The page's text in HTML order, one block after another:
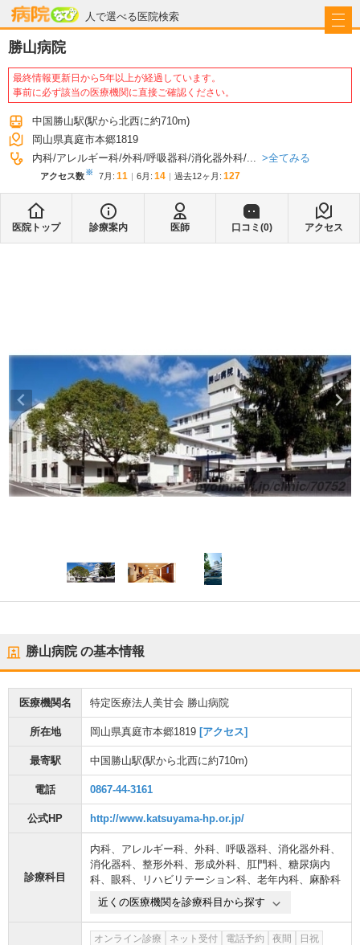
人で選べる医院検索
病院なび
勝山病院
最終情報更新日から5年以上が経過しています。
事前に必ず該当の医療機関に直接ご確認ください。
中国勝山駅(駅から北西に約710m)
岡山県真庭市本郷1819
内科 アレルギー科 外科 呼吸器科 消化器外科 ... 全てみる
アクセス数※ 7月 : 11 6月 : 14 過去12ヶ月: 127
医院トップ 診療案内 医師 口コミ(0) アクセス
勝山病院の基本情報
医療機関名 特定医療法人美甘会 勝山病院
所在地 岡山県真庭市本郷1819 [アクセス]
最寄駅 中国勝山駅(駅から北西に約710m)
電話 0867-44-3161
公式HP http://www.katsuyama-hp.or.jp/
診療科目
内科、 アレルギー科、 外科、 呼吸器科、 消化器外科、
消化器科、 整形外科、 形成外科、 肛門科、 糖尿病内
科、 眼科、 リハビリテーション科、 老年内科、 麻酔科
近くの医療機関を診療科目から探す
オンライン診療 ネット受付 電話予約 夜間
日祝